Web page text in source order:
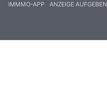
IMMMO-APP
ANZEIGE AUFGEBEN